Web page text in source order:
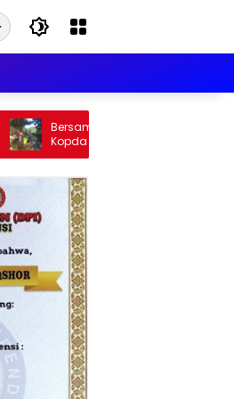
Bersama Warga Kelurahan Pelaihari,
Kopda Wahyu Jatmiko Babinsa Koramil
1009-02/Pelaihari Bersih-bersih Sungai